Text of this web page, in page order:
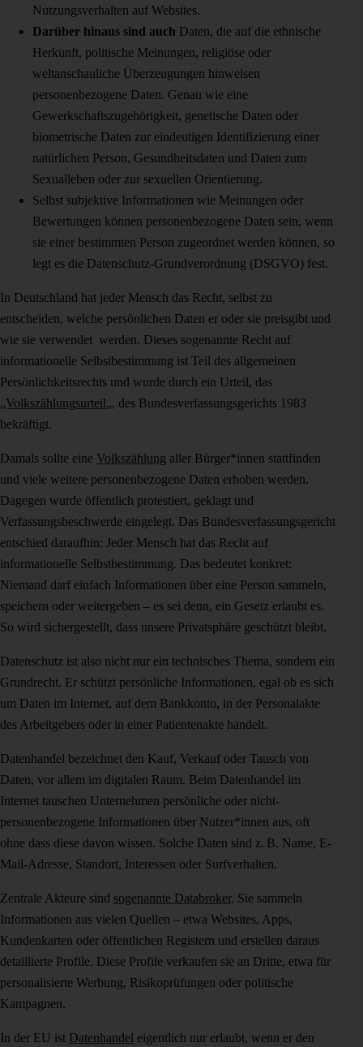
Nutzungsverhalten auf Websites.
Darüber hinaus sind auch Daten, die auf die ethnische
Herkunft, politische Meinungen, religiöse oder
weltanschauliche Überzeugungen hinweisen
personenbezogene Daten. Genau wie eine
Gewerkschaftszugehörigkeit, genetische Daten oder
biometrische Daten zur eindeutigen Identifizierung einer
natürlichen Person, Gesundheitsdaten und Daten zum
Sexualleben oder zur sexuellen Orientierung.
Selbst subjektive Informationen wie Meinungen oder
Bewertungen können personenbezogene Daten sein, wenn
sie einer bestimmten Person zugeordnet werden können, so
legt es die Datenschutz-Grundverordnung (DSGVO) fest.
In Deutschland hat jeder Mensch das Recht, selbst zu
entscheiden, welche persönlichen Daten er oder sie preisgibt und
wie sie verwendet werden. Dieses sogenannte Recht auf
informationelle Selbstbestimmung ist Teil des allgemeinen
Persönlichkeitsrechts und wurde durch ein Urteil, das
„Volkszählungsurteil„, des Bundesverfassungsgerichts 1983
bekräftigt.
Damals sollte eine Volkszählung aller Bürger*innen stattfinden
und viele weitere personenbezogene Daten erhoben werden.
Dagegen wurde öffentlich protestiert, geklagt und
Verfassungsbeschwerde eingelegt. Das Bundesverfassungsgericht
entschied daraufhin: Jeder Mensch hat das Recht auf
informationelle Selbstbestimmung. Das bedeutet konkret:
Niemand darf einfach Informationen über eine Person sammeln,
speichern oder weitergeben – es sei denn, ein Gesetz erlaubt es.
So wird sichergestellt, dass unsere Privatsphäre geschützt bleibt.
Datenschutz ist also nicht nur ein technisches Thema, sondern ein
Grundrecht. Er schützt persönliche Informationen, egal ob es sich
um Daten im Internet, auf dem Bankkonto, in der Personalakte
des Arbeitgebers oder in einer Patientenakte handelt.
Datenhandel bezeichnet den Kauf, Verkauf oder Tausch von
Daten, vor allem im digitalen Raum. Beim Datenhandel im
Internet tauschen Unternehmen persönliche oder nicht-
personenbezogene Informationen über Nutzer*innen aus, oft
ohne dass diese davon wissen. Solche Daten sind z. B. Name, E-
Mail-Adresse, Standort, Interessen oder Surfverhalten.
Zentrale Akteure sind sogenannte Databroker. Sie sammeln
Informationen aus vielen Quellen – etwa Websites, Apps,
Kundenkarten oder öffentlichen Registern und erstellen daraus
detaillierte Profile. Diese Profile verkaufen sie an Dritte, etwa für
personalisierte Werbung, Risikoprüfungen oder politische
Kampagnen.
In der EU ist Datenhandel eigentlich nur erlaubt, wenn er den